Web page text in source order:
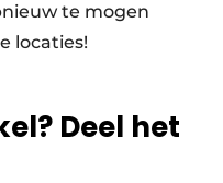
te mogen
locaties!
Deel het